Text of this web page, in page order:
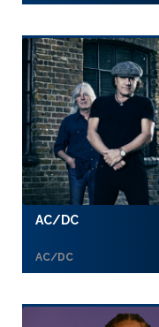
AC/DC
AC/DC